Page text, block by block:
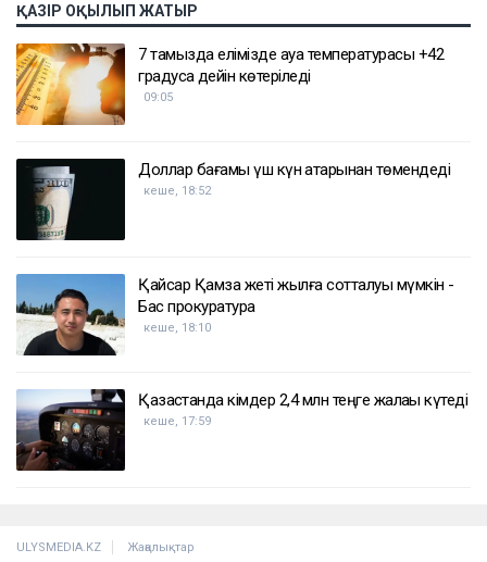
ҚАЗІР ОҚЫЛЫП ЖАТЫР
7 тамызда елімізде ауа температурасы +42
градусқа дейін көтеріледі
09:05
Доллар бағамы үш күн қатарынан төмендеді
кеше, 18:52
Қайсар Қамза жеті жылға сотталуы мүмкін -
Бас прокуратура
кеше, 18:10
Қазақстанда кімдер 2,4 млн теңге жалақы күтеді
кеше, 17:59
ULYSMEDIA.KZ Жаңалықтар